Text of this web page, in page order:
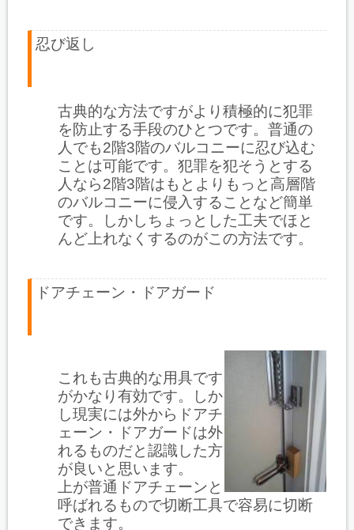
忍び返し
古典的な方法ですがより積極的に犯罪
を防止する手段のひとつです。普通の
人でも2階3階のバルコニーに忍び込む
ことは可能です。犯罪を犯そうとする
人なら2階3階はもとよりもっと高層階
のバルコニーに侵入することなど簡単
です。しかしちょっとした工夫でほと
んど上れなくするのがこの方法です。
ドアチェーン・ドアガード
これも古典的な用具です
がかなり有効です。しか
し現実には外からドアチ
ェーン・ドアガードは外
れるものだと認識した方
が良いと思います。
上が普通ドアチェーンと
呼ばれるもので切断工具で容易に切断
できます。